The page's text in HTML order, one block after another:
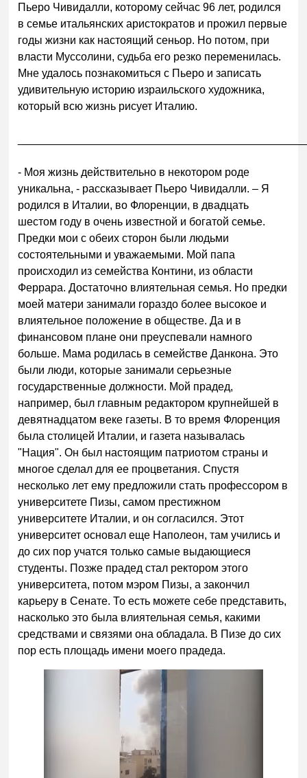
Пьеро Чивидалли, которому сейчас 96 лет, родился
в семье итальянских аристократов и прожил первые
годы жизни как настоящий сеньор. Но потом, при
власти Муссолини, судьба его резко переменилась.
Мне удалось познакомиться с Пьеро и записать
удивительную историю израильского художника,
который всю жизнь рисует Италию.
- Моя жизнь действительно в некотором роде
уникальна, - рассказывает Пьеро Чивидалли. – Я
родился в Италии, во Флоренции, в двадцать
шестом году в очень известной и богатой семье.
Предки мои с обеих сторон были людьми
состоятельными и уважаемыми. Мой папа
происходил из семейства Контини, из области
Феррара. Достаточно влиятельная семья. Но предки
моей матери занимали гораздо более высокое и
влиятельное положение в обществе. Да и в
финансовом плане они преуспевали намного
больше. Мама родилась в семействе Данкона. Это
были люди, которые занимали серьезные
государственные должности. Мой прадед,
например, был главным редактором крупнейшей в
девятнадцатом веке газеты. В то время Флоренция
была столицей Италии, и газета называлась
"Нация". Он был настоящим патриотом страны и
многое сделал для ее процветания. Спустя
несколько лет ему предложили стать профессором в
университете Пизы, самом престижном
университете Италии, и он согласился. Этот
университет основал еще Наполеон, там учились и
до сих пор учатся только самые выдающиеся
студенты. Позже прадед стал ректором этого
университета, потом мэром Пизы, а закончил
карьеру в Сенате. То есть можете себе представить,
насколько это была влиятельная семья, какими
средствами и связями она обладала. В Пизе до сих
пор есть площадь имени моего прадеда.